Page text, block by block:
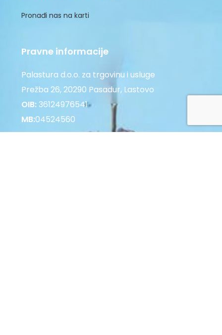
Pronađi nas na karti
Pravne informacije
Palastura d.o.o. za trgovinu i usluge
Prežba 26, 20290 Pasadur, Lastovo
OIB:36124976541
MB:04524560